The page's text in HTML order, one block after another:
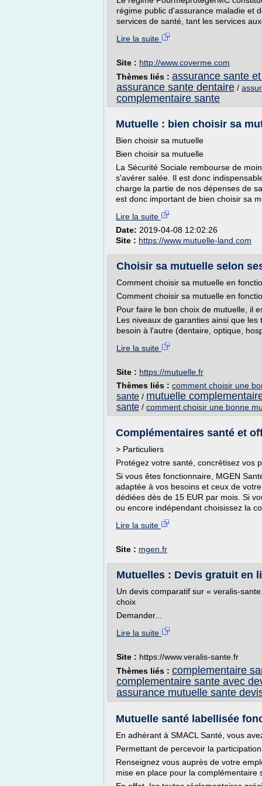
régime public d'assurance maladie et
services de santé, tant les services
Lire la suite
Site : http://www.coverme.com
Thèmes liés : assurance sante
assurance sante dentaire /
complementaire sante
Mutuelle : bien choisir sa
Bien choisir sa mutuelle
Bien choisir sa mutuelle
La Sécurité Sociale rembourse de
s'avérer salée. Il est donc
charge la partie de nos dépenses de
est donc important de bien choisir sa
Lire la suite
Date: 2019-04-08 12:02:26
Site : https://www.mutuelle-land.com
Choisir sa mutuelle selon
Comment choisir sa mutuelle en
Comment choisir sa mutuelle en
Pour faire le bon choix de mutuelle, il
Les niveaux de garanties ainsi que
besoin à l'autre (dentaire, optique,
Lire la suite
Site : https://mutuelle.fr
Thèmes liés : comment choisir une
sante / mutuelle
sante / comment choisir une bonne
Complémentaires santé et
> Particuliers
Protégez votre santé, concrétisez vos
Si vous êtes fonctionnaire, MGEN
adaptée à vos besoins et ceux de
dédiées dès de 15 EUR par mois. Si
ou encore indépendant choisissez la
Lire la suite
Site : mgen.fr
Mutuelles : Devis gratuit en
Un devis comparatif sur « veralis-
choix
Demander...
Lire la suite
Site : https://www.veralis-sante.fr
Thèmes liés : complementaire
complementaire sante avec
assurance mutuelle sante
Mutuelle santé labellisée
En adhérant à SMACL Santé, vous
Permettant de percevoir la
Renseignez vous auprès de votre
mise en place pour la complémentaire